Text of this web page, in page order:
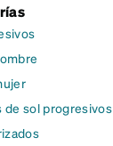
de sol progresivos